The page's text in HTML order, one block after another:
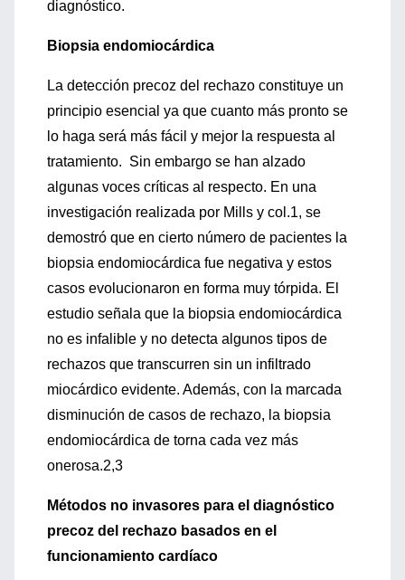
diagnóstico.
Biopsia endomiocárdica
La detección precoz del rechazo constituye un
principio esencial ya que cuanto más pronto se
lo haga será más fácil y mejor la respuesta al
tratamiento. Sin embargo se han alzado
algunas voces críticas al respecto. En una
investigación realizada por Mills y col.1, se
demostró que en cierto número de pacientes la
biopsia endomiocárdica fue negativa y estos
casos evolucionaron en forma muy tórpida. El
estudio señala que la biopsia endomiocárdica
no es infalible y no detecta algunos tipos de
rechazos que transcurren sin un infiltrado
miocárdico evidente. Además, con la marcada
disminución de casos de rechazo, la biopsia
endomiocárdica de torna cada vez más
onerosa.2,3
Métodos no invasores para el diagnóstico
precoz del rechazo basados en el
funcionamiento cardíaco